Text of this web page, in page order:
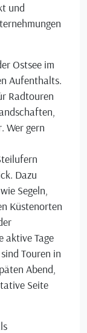
und
Ostsee im
Aufenthalts.
Radtouren
Wer gern
Dazu
Segeln,
Küstenorten
aktive Tage
Touren in
Abend,
Seite